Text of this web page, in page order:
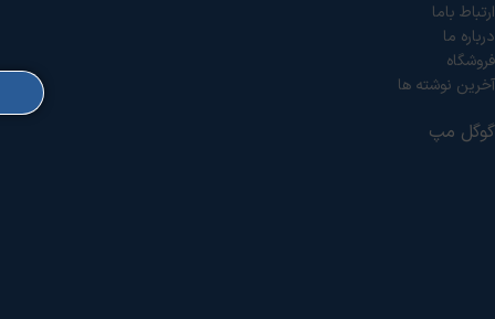
ارتباط باما
درباره ما
فروشگاه
آخرین نوشته ها
گوگل مپ